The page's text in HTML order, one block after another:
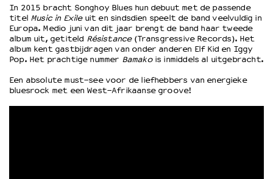
Historie
Partners
Huisregels
Privacyverklaring
Integriteits- en gedragscode
Duurzaamheid
Culturele boycot Israël
In 2015 bracht Songhoy Blues hun debuut met de passende
titel Music in Exileuit en sindsdien speelt de band veelvuldig in
Europa. Medio juni van dit jaar brengt de band haar tweede
album uit, getiteld Résistance(Transgressive Records). Het
album kent gastbijdragen van onder anderen Elf Kid en Iggy
Pop. Het prachtige nummer Bamakois inmiddels al uitgebracht.
Een absolute must-see voor de liefhebbers van energieke
bluesrock met een West-Afrikaanse groove!